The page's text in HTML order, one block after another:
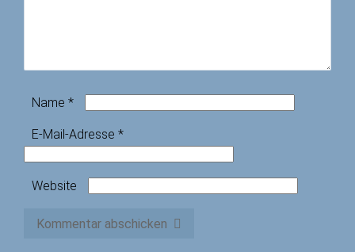
Name *
E-Mail-Adresse *
Website
Kommentar abschicken